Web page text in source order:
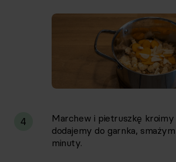
4
Marchew i pietruszkę
dodajemy do garnka,
minuty.